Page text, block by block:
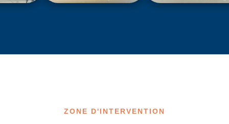
ZONE D'INTERVENTION